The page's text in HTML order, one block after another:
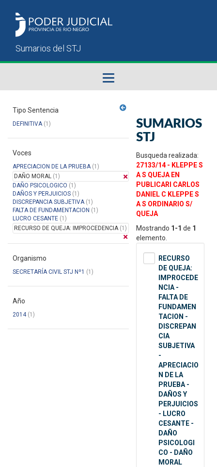
Sumarios del STJ
Manual del Usuario
Tipo Sentencia
DEFINITIVA(1)
Voces
APRECIACION DE LA PRUEBA(1)
DAÑO MORAL (1)
DAÑO PSICOLOGICO (1)
DAÑOS Y PERJUICIOS (1)
DISCREPANCIA SUBJETIVA(1)
FALTA DE FUNDAMENTACION (1)
LUCRO CESANTE (1)
RECURSO DE QUEJA: IMPROCEDENCIA(1)
Organismo
SECRETARÍA CIVIL STJ Nº1 (1)
Año
2014(1)
SUMARIOS
STJ
Busqueda realizada:
27133/14 - KLEPPE S
A S QUEJA EN
PUBLICARI CARLOS
DANIEL C KLEPPE S
A S ORDINARIO S/
QUEJA
Mostrando 1-1 de 1
elemento.
RECURSO
DE QUEJA:
IMPROCEDE
NCIA -
FALTA DE
FUNDAMEN
TACION -
DISCREPAN
CIA
SUBJETIVA
-
APRECIACIO
N DE LA
PRUEBA -
DAÑOS Y
PERJUICIOS
- LUCRO
CESANTE -
DAÑO
PSICOLOGI
CO - DAÑO
MORAL